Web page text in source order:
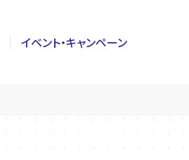
イベント・キャンペーン